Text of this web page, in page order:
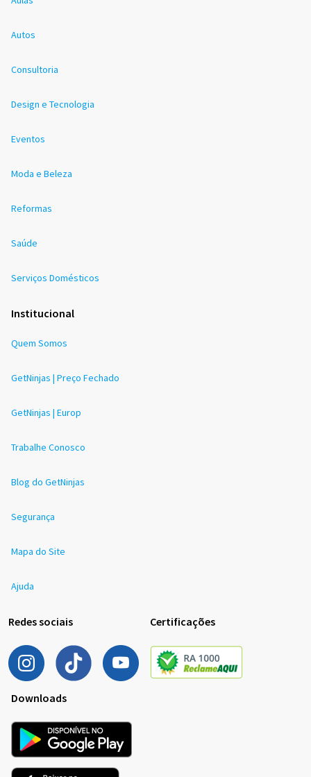
Autos
Consultoria
Design e Tecnologia
Eventos
Moda e Beleza
Reformas
Saúde
Serviços Domésticos
Institucional
Quem Somos
GetNinjas | Preço Fechado
GetNinjas | Europ
Trabalhe Conosco
Blog do GetNinjas
Segurança
Mapa do Site
Ajuda
Redes sociais Certificações
Downloads